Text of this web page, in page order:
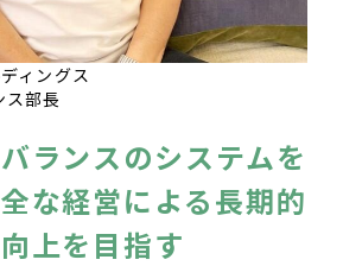
ィングス
ス部長
ランスのシステムを
な経営による長期的
上を目指す